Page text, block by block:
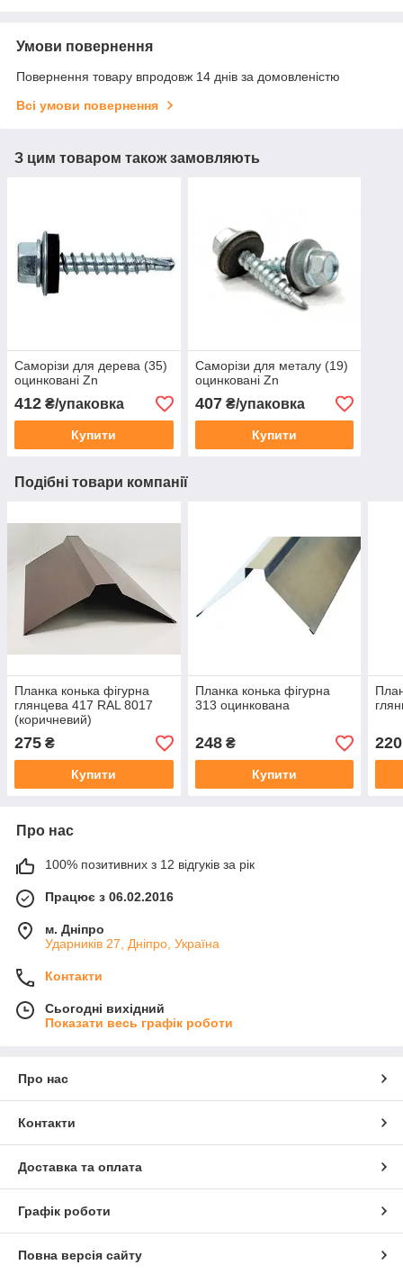
Умови повернення
Повернення товару впродовж 14 днів за домовленістю
Всі умови повернення
З цим товаром також замовляють
Саморізи для дерева (35)
оцинковані Zn
412 ₴/упаковка
Купити
Саморізи для металу (19)
оцинковані Zn
407₴/упаковка
Купити
Подібні товари компанії
Планка конька фігурна
глянцева 417 RAL 8017
(коричневий)
275 ₴
Купити
Планка конька фігурна
313 оцинкована
248₴
Купити
220
Про нас
100% позитивних з 12 відгуків за рік
Працює з 06.02.2016
м. Дніпро
Ударників 27, Дніпро, Україна
Контакти
Сьогодні вихідний
Показати весь графік роботи
Про нас
Контакти
Доставка та оплата
Графік роботи
Повна версія сайту